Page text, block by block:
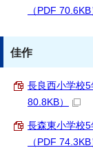
（PDF 70.6KB
佳作
長良西小学
80.8KB）
長森東小学
（PDF 74.3KB